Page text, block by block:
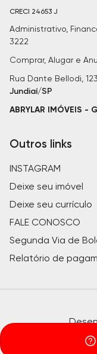
CRECI 24653 J
Administrativo,
3222
Comprar, Alugar e
Rua Dante Bellodi,
Jundiaí/SP
ABRYLAR IMÓVEIS -
Outros links
INSTAGRAM
Deixe seu imóvel
Deixe seu currículo
FALE CONOSCO
Segunda Via de
Relatório de